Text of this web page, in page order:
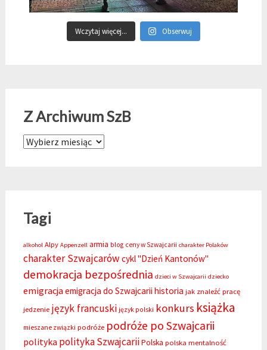
Wczytaj więcej... Obserwuj
Z Archiwum SzB
Z Archiwum SzB
Tagi
alkohol Alpy Appenzell armia blog ceny w Szwajcarii charakter Polaków
charakter Szwajcarów cykl "Dzień Kantonów"
demokracja bezpośrednia dzieci w Szwajcarii dziecko
emigracjaemigracja do Szwajcarii historia jak znaleźć pracę
jedzenie język francuski język polski konkurs książka
mieszane związki podróże podróże po Szwajcarii
polityka polityka SzwajcariiPolska polska mentalność